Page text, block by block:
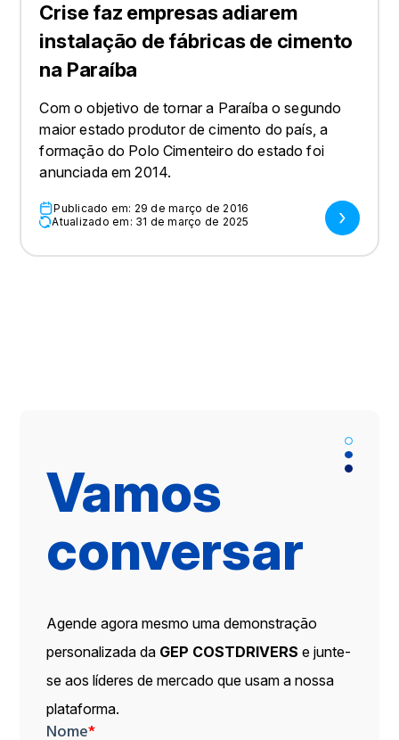
Crise faz empresas adiarem
instalação de fábricas de cimento
na Paraíba
Com o objetivo de tornar a Paraíba o segundo
maior estado produtor de cimento do país, a
formação do Polo Cimenteiro do estado foi
anunciada em 2014.
Publicado em: 29 de março de 2016
Atualizado em: 31 de março de 2025
Vamos
conversar
Agende agora mesmo uma demonstração
personalizada da GEP COSTDRIVERS e junte-
se aos líderes de mercado que usam a nossa
plataforma.